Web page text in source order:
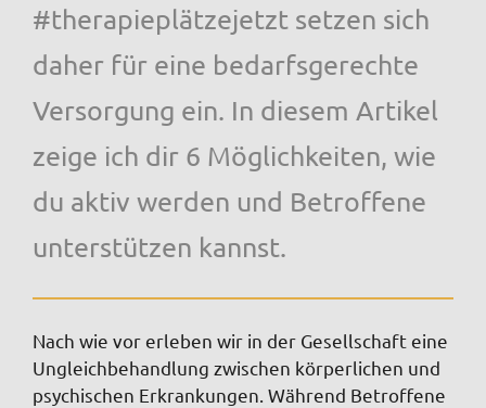
#therapieplätzejetzt setzen sich
daher für eine bedarfsgerechte
Versorgung ein. In diesem Artikel
zeige ich dir 6 Möglichkeiten, wie
du aktiv werden und Betroffene
unterstützen kannst.
Nach wie vor erleben wir in der Gesellschaft eine
Ungleichbehandlung zwischen körperlichen und
psychischen Erkrankungen. Während Betroffene